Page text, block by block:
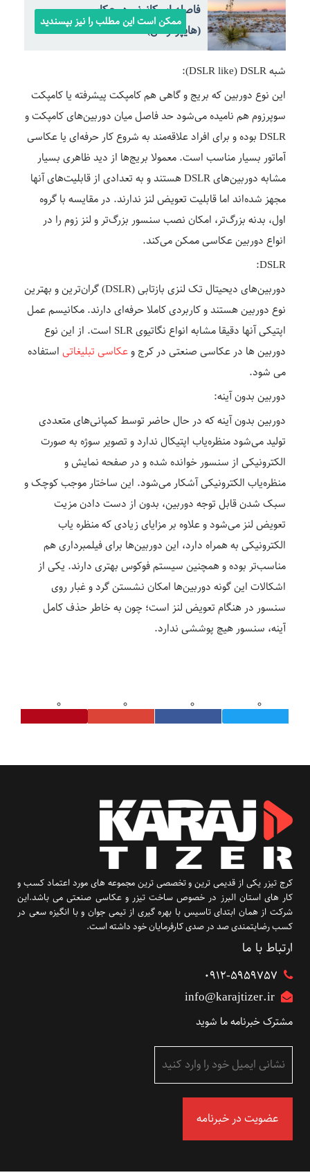
فاصله ابر کانونی در عکاسی
(هایپرفوکال)
ممکن است این مطلب را نیز بپسندید
شبه DSLR like) DSLR):
این نوع دوربین که بریج و گاهی هم کامپکت پیشرفته یا کامپکت
سوپرزوم هم نامیده می‌شود حد فاصل میان دوربین‌های کامپکت و
DSLR بوده و برای افراد علاقه‌مند به شروع کار حرفه‌ای یا عکاسی
آماتور بسیار مناسب است. معمولا بریج‌ها از دید ظاهری بسیار
مشابه دوربین‌های DSLR هستند و به تعدادی از قابلیت‌های آنها
مجهز شده‌اند اما قابلیت تعویض لنز ندارند. در مقایسه با گروه
اول، بدنه بزرگ‌تر، امکان نصب سنسور بزرگ‌تر و لنز زوم را در
انواع دوربین عکاسی ممکن می‌کند.
DSLR:
دوربین‌های دیحیتال تک لنزی بازتابی (DSLR) گران‌ترین و بهترین
نوع دوربین هستند و کاربردی کاملا حرفه‌ای دارند. مکانیسم عمل
اپتیکی آنها دقیقا مشابه انواع نگاتیوی SLR است. از این نوع
دوربین ها در عکاسی صنعتی در کرج وعکاسی تبلیغاتیاستفاده
می شود.
دوربین بدون آینه:
دوربین بدون آینه که در حال حاضر توسط کمپانی‌های متعددی
تولید می‌شود منظره‌یاب اپتیکال ندارد و تصویر سوژه به صورت
الکترونیکی از سنسور خوانده شده و در صفحه نمایش و
منظره‌یاب الکترونیکی آشکار می‌شود. این ساختار موجب کوچک و
سبک شدن قابل توجه دوربین، بدون از دست دادن مزیت
تعویض لنز می‌شود و علاوه بر مزایای زیادی که منظره یاب
الکترونیکی به همراه دارد، این دوربین‌ها برای فیلمبرداری هم
مناسب‌تر بوده و همچنین سیستم فوکوس بهتری دارند. یکی از
اشکالات این گونه دوربین‌ها امکان نشستن گرد و غبار روی
سنسور در هنگام تعویض لنز است؛ چون به خاطر حذف کامل
آینه، سنسور هیچ پوششی ندارد.
کرج تیزر یکی از قدیمی ترین و تخصصی ترین مجموعه های مورد اعتماد کسب و
کار های استان البرز در خصوص ساخت تیزر و عکاسی صنعتی می باشد.این
شرکت از همان ابتدای تاسیس با بهره گیری از تیمی جوان و با انگیزه سعی در
کسب رضایتمندی صد در صدی کارفرمایان خود داشته است.
ارتباط با ما
۰۹۱۲-5959757
info@karajtizer.ir
مشترک خبرنامه ما شوید